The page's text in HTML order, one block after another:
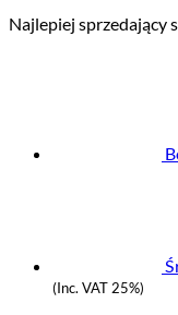
Najlepiej sprzedający
(Inc. VAT 25%)